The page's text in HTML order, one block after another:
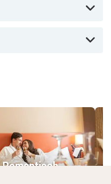
Romantisch